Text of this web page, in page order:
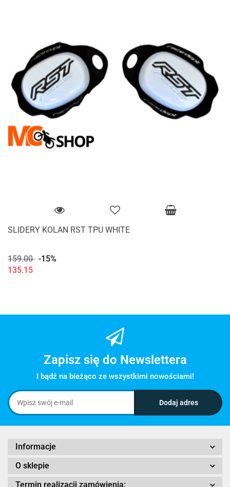
SLIDERY KOLAN RST TPU WHITE
159.00 -15%
135.15
Zapisz się do Newslettera
I bądź na bieżąco ze wszystkimi nowościami!
Informacje
O sklepie
Termin realizacji zamówienia: